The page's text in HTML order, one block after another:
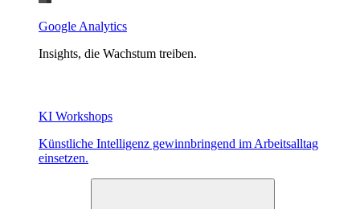
Google Analytics
Insights, die Wachstum treiben.
KI Workshops
Künstliche Intelligenz gewinnbringend im Arbeitsalltag
einsetzen.